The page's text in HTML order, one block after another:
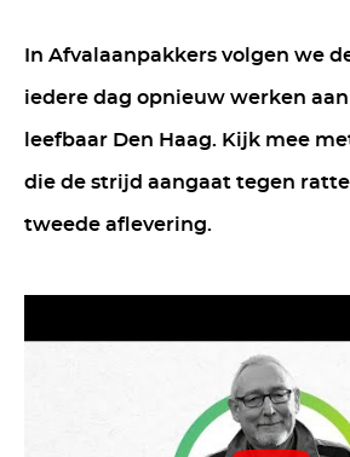
In Afvalaanpakkers volgen we
iedere dag opnieuw werken aan
leefbaar Den Haag. Kijk mee
die de strijd aangaat tegen
tweede aflevering.